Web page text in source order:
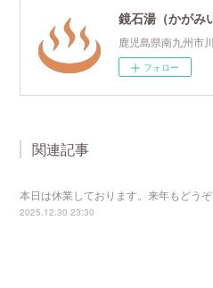
鹿児島県南九州市
フォロー
関連記事
本日は休業しております。来年もどう
2025.12.30 23:30